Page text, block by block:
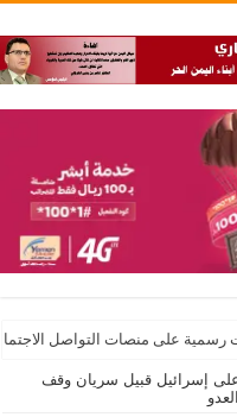
رسمية على منصات التواصل
14 صاروخا على إسرائيل قبيل سريان وقف